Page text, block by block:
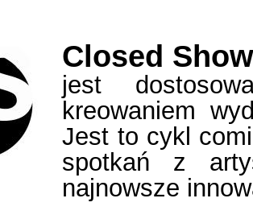
Closed
jest
kreowaniem
Jest to cykl
spotkań z
najnowsze